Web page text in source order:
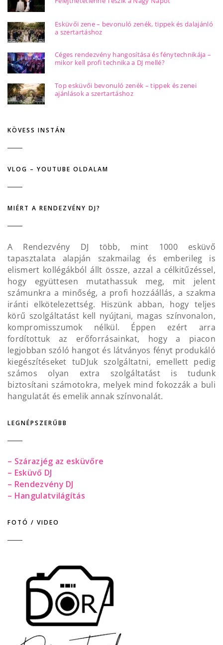
Esküvői zene – bevonuló zenék, tippek és dalajánló
a szertartáshoz
Céges rendezvény hangosítása és fénytechnikája –
mikor kell profi technika a DJ mellé?
Top esküvői bevonuló zenék – tippek és zenei
ajánlások a szertartáshoz
KÖVESS INSTÁN
VLOG – YOUTUBE OLDALAM
MIÉRT A RENDEZVÉNY DJ?
A Rendezvény DJ több, mint 1000 esküvő
tapasztalata alapján szakmailag és emberileg is
elismert kollégákból állt össze, azzal a célkitűzéssel,
hogy együttesen mutathassuk meg, mit jelent
számunkra a minőség, a profi hozzáállás, a szakma
iránti elkötelezettség. Hiszünk abban, hogy teljes
körű szolgáltatást kell nyújtani, magas színvonalon,
kompromisszumok nélkül. Éppen ezért arra
fordítottuk az erőforrásainkat, hogy a piacon
legjobban szóló hangot és látványos fényt produkáló
kiegészítéseket tuDJuk szolgáltatni, emellett pedig
számos olyan extra szolgáltatást is tudunk
biztosítani számotokra, melyek mind fokozzák a buli
hangulatát és emelik annak színvonalát.
LEGNÉPSZERŰBB
– Szárazjég az esküvőre
– Esküvő DJ
– Rendezvény DJ
– Hangulatvilágítás
FOTÓ / VIDEO